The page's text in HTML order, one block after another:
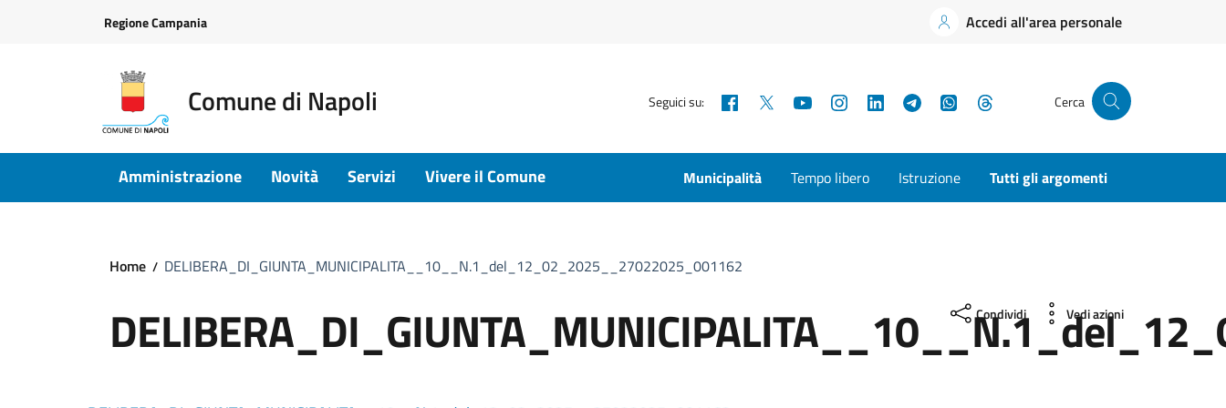
Regione Campania Accedi all'area personale
Comune di Napoli Seguici su: Facebook YouTubeInstagramLinkedInTelegramWhatsApp Cerca
Amministrazione Novità Servizi Vivere il Comune Municipalità Tempo libero Istruzione Tutti gli argomenti
Home DELIBERA_DI_GIUNTA_MUNICIPALITA__10__N.1_del_12_02_2025__27022025_001162
Condividi Vedi azioni